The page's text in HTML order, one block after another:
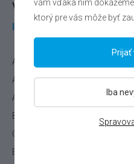
Výbava
Interiér
Adaptivný tempomat
Alcantarové sedačky
Automatická klimatizácia
Bezkľúčové štartovanie
Centrálne uzamykanie
Elektrická ručná brzda
vám vďaka nim
ktorý pre vás môže byť
Iba
Prijať